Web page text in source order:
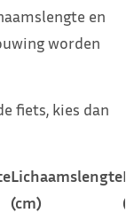
en
worden
fiets, kies dan
Lichaamslengte
(cm)